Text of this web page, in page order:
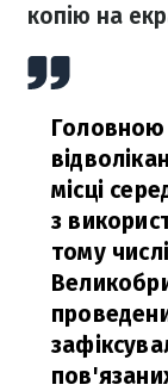
копію на
Головною
місці
з
тому